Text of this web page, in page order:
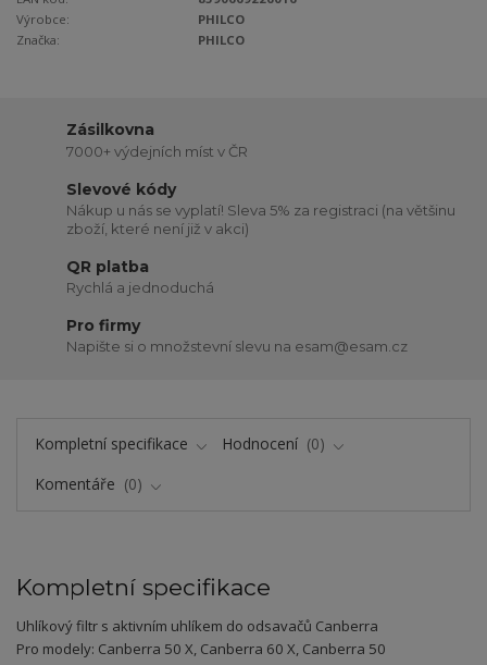
Výrobce:
PHILCO
Značka:
PHILCO
Zásilkovna
7000+ výdejních míst v ČR
Slevové kódy
Nákup u nás se vyplatí! Sleva 5% za registraci (na většinu
zboží, které není již v akci)
QR platba
Rychlá a jednoduchá
Pro firmy
Napište si o množstevní slevu na esam@esam.cz
Kompletní specifikace Hodnocení
0
Komentáře
0
Kompletní specifikace
Uhlíkový filtr s aktivním uhlíkem do odsavačů Canberra
Pro modely: Canberra 50 X, Canberra 60 X, Canberra 50